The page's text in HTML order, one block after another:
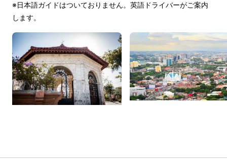
※日本語ガイドはついておりません。英語ドライバーがご案内
します。